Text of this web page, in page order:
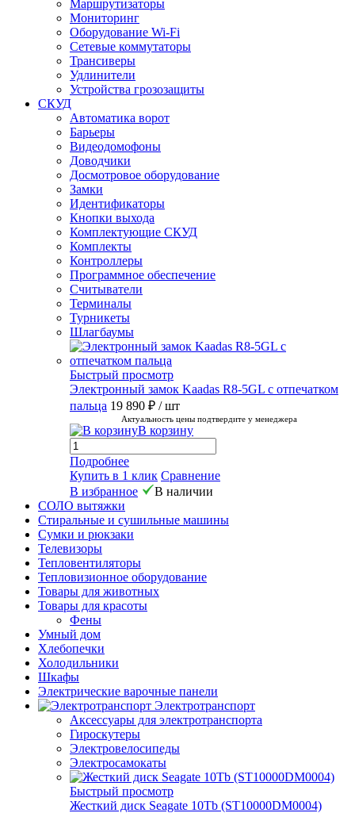
Маршрутизаторы
Мониторинг
Оборудование Wi-Fi
Сетевые коммутаторы
Трансиверы
Удлинители
Устройства грозозащиты
СКУД
Автоматика ворот
Барьеры
Видеодомофоны
Доводчики
Досмотровое оборудование
Замки
Идентификаторы
Кнопки выхода
Комплектующие СКУД
Комплекты
Контроллеры
Программное обеспечение
Считыватели
Терминалы
Турникеты
Шлагбаумы
Быстрый просмотр
Электронный замок Kaadas R8-5GL с отпечатком
пальца 19 890 ₽ / шт
Актуальность цены подтвердите у менеджера
В корзину
Подробнее
Купить в 1 клик Сравнение
В избранное
В наличии
СОЛО вытяжки
Стиральные и сушильные машины
Сумки и рюкзаки
Телевизоры
Тепловентиляторы
Тепловизионное оборудование
Товары для животных
Товары для красоты
Фены
Умный дом
Хлебопечки
Холодильники
Шкафы
Электрические варочные панели
Электротранспорт
Аксессуары для электротранспорта
Гироскутеры
Электровелосипеды
Электросамокаты
Быстрый просмотр
Жесткий диск Seagate 10Tb (ST10000DM0004)